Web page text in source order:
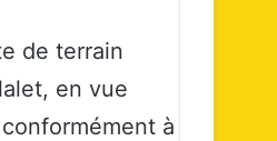
de terrain
en vue
à